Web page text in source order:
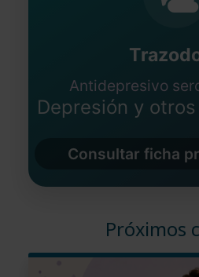
Antidepresivo
Depresión y
Consultar ficha
Próximos